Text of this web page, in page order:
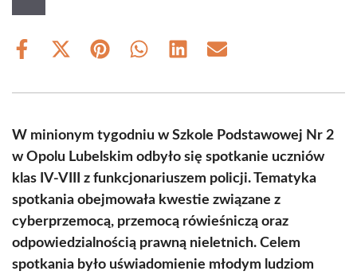
Share
Share
(Twitter)
Share Share Share Share
W minionym tygodniu w Szkole Podstawowej Nr 2
w Opolu Lubelskim odbyło się spotkanie uczniów
klas IV-VIII z funkcjonariuszem policji. Tematyka
spotkania obejmowała kwestie związane z
cyberprzemocą, przemocą rówieśniczą oraz
odpowiedzialnością prawną nieletnich. Celem
spotkania było uświadomienie młodym ludziom